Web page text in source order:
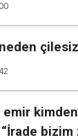
bizim